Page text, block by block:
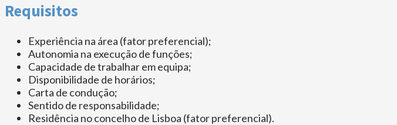
Requisitos
Experiência na área (fator preferencial);
Autonomia na execução de funções;
Capacidade de trabalhar em equipa;
Disponibilidade de horários;
Carta de condução;
Sentido de responsabilidade;
Residência no concelho de Lisboa (fator preferencial).